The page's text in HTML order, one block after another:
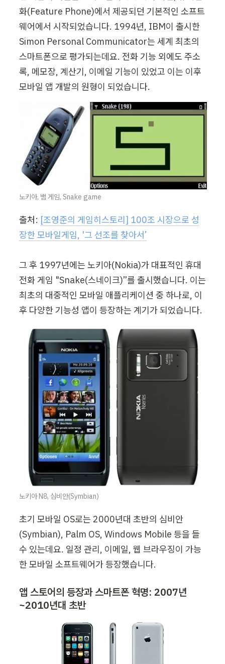
화(Feature Phone)에서 제공되던 기본적인 소프트
웨어에서 시작되었습니다. 1994년, IBM이 출시한
Simon Personal Communicator는 세계 최초의
스마트폰으로 평가되는데요. 전화 기능 외에도 주소
록, 메모장, 계산기, 이메일 기능이 있었고 이는 이후
모바일 앱 개발의 원형이 되었습니다.
노키아, 뱀 게임, Snake game
출처: [조영준의 게임히스토리] 100조 시장으로 성
장한 모바일게임, '그 선조를 찾아서’
그 후 1997년에는 노키아(Nokia)가 대표적인 휴대
전화 게임 "Snake(스네이크)”를 출시했습니다. 이는
최초의 대중적인 모바일 애플리케이션 중 하나로, 이
후 다양한 기능성 앱이 등장하는 계기가 되었습니다.
노키아 N8, 심비안(Symbian)
초기 모바일 OS로는 2000년대 초반의 심비안
(Symbian), Palm OS, Windows Mobile 등을 들
수 있는데요. 일정 관리, 이메일, 웹 브라우징이 가능
한 모바일 소프트웨어가 등장했습니다.
앱 스토어의 등장과 스마트폰 혁명: 2007년
~2010년대 초반